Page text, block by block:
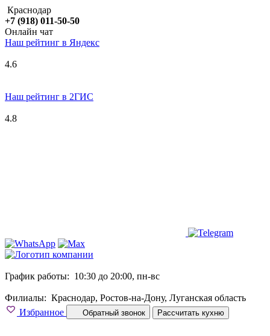
Краснодар
+7 (918) 011-50-50
Онлайн чат
Наш рейтинг в Яндекс
4.6
Наш рейтинг в 2ГИС
4.8
График работы: 10:30 до 20:00, пн-вс
Филиалы: Краснодар, Ростов-на-Дону, Луганская область
Избранное
Обратный звонок Рассчитать кухню